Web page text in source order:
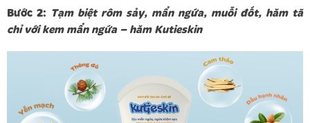
Bước 2: Tạm biệt rôm sảy, mẩn ngứa, muỗi đốt, hăm tã
chỉ với kem mẩn ngứa – hăm Kutieskin